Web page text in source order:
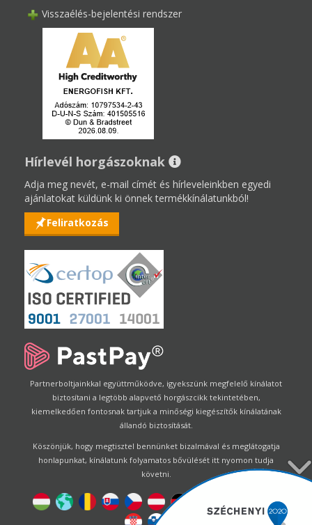
Visszaélés-bejelentési rendszer
Hírlevél horgászoknak
Adja meg nevét, e-mail címét és hírleveleinkben egyedi
ajánlatokat küldünk ki önnek termékkínálatunkból!
Feliratkozás
Partnerboltjainkkal együttműködve, igyekszünk megfelelő kínálatot
biztosítani a legtöbb alapvető horgászcikk tekintetében,
kiemelkedően fontosnak tartjuk a minőségi kiegészítők kínálatának
állandó biztosítását.
Köszönjük, hogy megtisztel bennünket bizalmával és meglátogatja
honlapunkat, kínálatunk folyamatos bővülését itt nyomon tudja
követni.